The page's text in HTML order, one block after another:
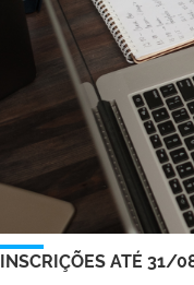
INSCRIÇÕES ATÉ 31/